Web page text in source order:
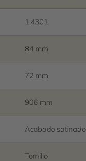
1.4301
84 mm
72 mm
906 mm
Acabado satinado
Tornillo